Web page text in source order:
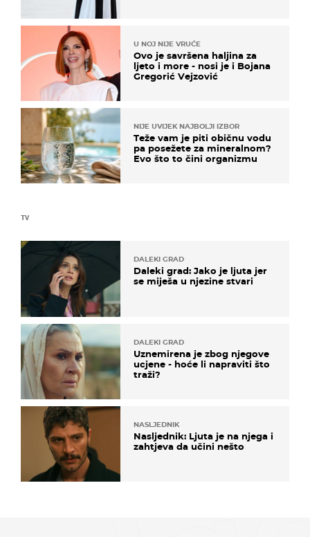
TV
DALEKI GRAD
Daleki grad: Jako je ljuta jer
se miješa u njezine stvari
DALEKI GRAD
Uznemirena je zbog njegove
ucjene - hoće li napraviti što
traži?
NASLJEDNIK
Nasljednik: Ljuta je na njega i
zahtjeva da učini nešto
U NOJ NIJE VRUĆE
Ovo je savršena haljina za
ljeto i more - nosi je i Bojana
Gregorić Vejzović
NIJE UVIJEK NAJBOLJI IZBOR
Teže vam je piti običnu vodu
pa posežete za mineralnom?
Evo što to čini organizmu